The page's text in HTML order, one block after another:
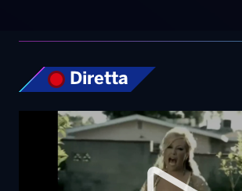
Diretta